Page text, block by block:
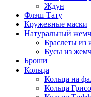
Ждун
Флэш Тату
Кружевные маски
Натуральный
Браслеты из
Бусы из
Броши
Кольца
Кольца на
Кольца